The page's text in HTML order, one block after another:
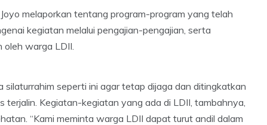
melaporkan tentang program-program yang telah
kegiatan melalui pengajian-pengajian, serta
warga LDII.
silaturrahim seperti ini agar tetap dijaga dan ditingkatkan
terjalin. Kegiatan-kegiatan yang ada di LDII, tambahnya,
“Kami meminta warga LDII dapat turut andil dalam